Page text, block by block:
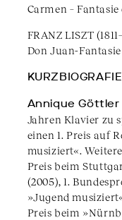
Carmen –
FRANZ LISZT
Don Juan-
Annique Göttler
Jahren Klavier zu
einen 1. Preis auf
musiziert«.
Preis beim
(2005), 1.
»Jugend
Preis beim